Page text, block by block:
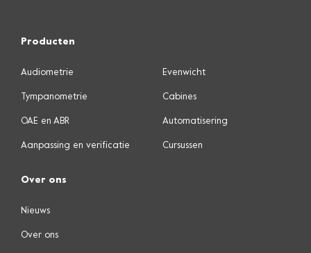
Producten
Audiometrie
Tympanometrie
OAE en ABR
Aanpassing en verificatie
Evenwicht
Cabines
Automatisering
Cursussen
Over ons
Nieuws
Over ons